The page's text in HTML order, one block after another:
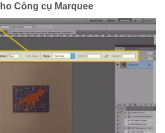
Công cụ Marquee